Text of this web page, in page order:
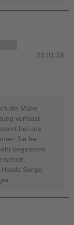
23.01.24
die Mühe
verfasst
bei uns
Sie bei
begeistern
Sergej